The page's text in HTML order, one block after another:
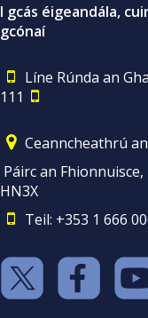
I gcás éigeandála,
gcónaí
Líne Rúnda an
111
Ceanncheathrú
Páirc an
HN3X
Teil: +353 1 666